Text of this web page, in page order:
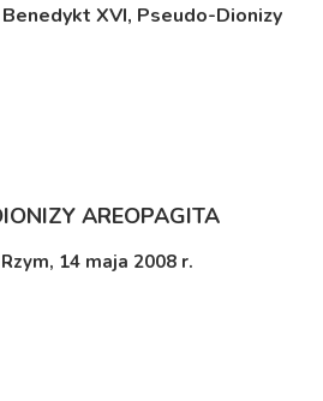
XVI, Pseudo-Dionizy
AREOPAGITA
14 maja 2008 r.